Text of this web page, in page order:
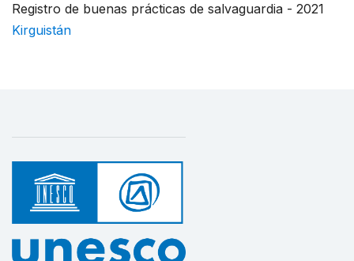
Registro de buenas prácticas de salvaguardia - 2021
Kirguistán